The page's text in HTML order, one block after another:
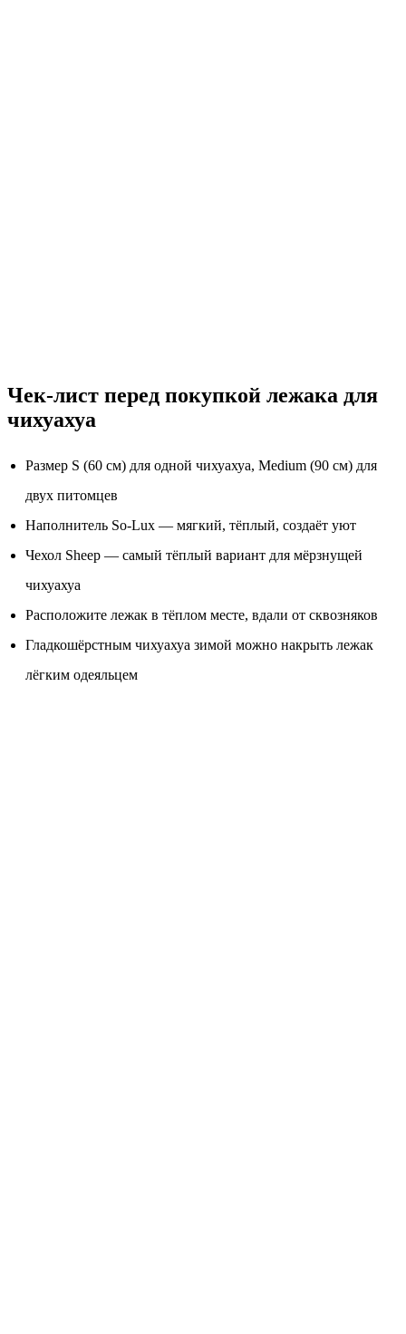
Чек-лист перед покупкой лежака для
чихуахуа
Размер S (60 см) для одной чихуахуа, Medium (90 см) для
двух питомцев
Наполнитель So-Lux — мягкий, тёплый, создаёт уют
Чехол Sheep — самый тёплый вариант для мёрзнущей
чихуахуа
Расположите лежак в тёплом месте, вдали от сквозняков
Гладкошёрстным чихуахуа зимой можно накрыть лежак
лёгким одеяльцем